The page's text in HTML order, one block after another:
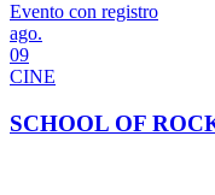
Evento con registro
ago.
09
CINE
SCHOOL OF